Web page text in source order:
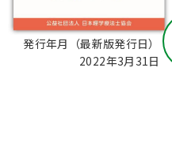
発行年月（最新版発行日）：
2022年3月31日